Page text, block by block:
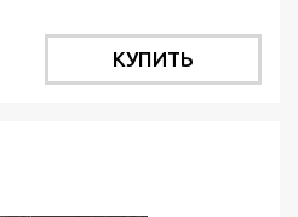
КУПИТЬ